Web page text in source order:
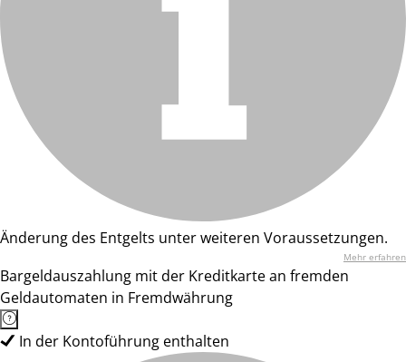
Änderung des Entgelts unter weiteren Voraussetzungen.
Mehr erfahren
Bargeldauszahlung mit der Kreditkarte an fremden
Geldautomaten in Fremdwährung
In der Kontoführung enthalten